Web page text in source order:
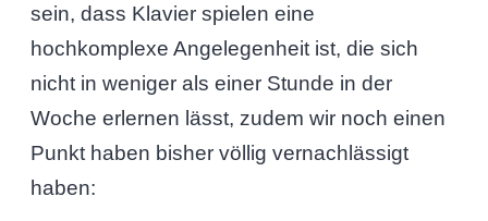
sein, dass Klavier spielen eine
hochkomplexe Angelegenheit ist, die sich
nicht in weniger als einer Stunde in der
Woche erlernen lässt, zudem wir noch einen
Punkt haben bisher völlig vernachlässigt
haben: